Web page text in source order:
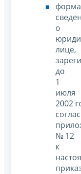
о
лице,
до
1
июля
2002
№ 12
к